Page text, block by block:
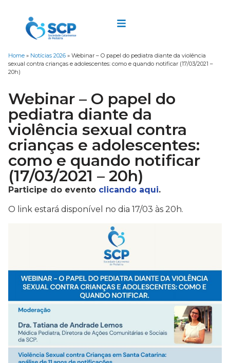
Home » Notícias 2026 » Webinar – O papel do pediatra diante da violência
sexual contra crianças e adolescentes: como e quando notificar (17/03/2021 –
20h)
Webinar – O papel do
pediatra diante da
violência sexual contra
crianças e adolescentes:
como e quando notificar
(17/03/2021 – 20h)
Participe do evento clicando aqui.
O link estará disponível no dia 17/03 às 20h.